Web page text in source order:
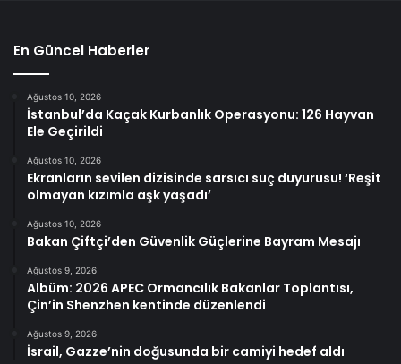
En Güncel Haberler
Ağustos 10, 2026
İstanbul’da Kaçak Kurbanlık Operasyonu: 126 Hayvan
Ele Geçirildi
Ağustos 10, 2026
Ekranların sevilen dizisinde sarsıcı suç duyurusu! ‘Reşit
olmayan kızımla aşk yaşadı’
Ağustos 10, 2026
Bakan Çiftçi’den Güvenlik Güçlerine Bayram Mesajı
Ağustos 9, 2026
Albüm: 2026 APEC Ormancılık Bakanlar Toplantısı,
Çin’in Shenzhen kentinde düzenlendi
Ağustos 9, 2026
İsrail, Gazze’nin doğusunda bir camiyi hedef aldı